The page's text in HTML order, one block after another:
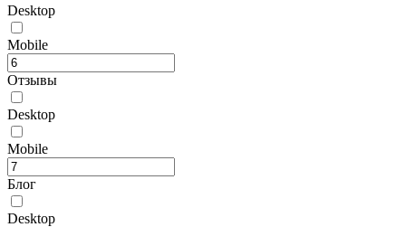
Desktop
Mobile
Отзывы
Desktop
Mobile
Блог
Desktop